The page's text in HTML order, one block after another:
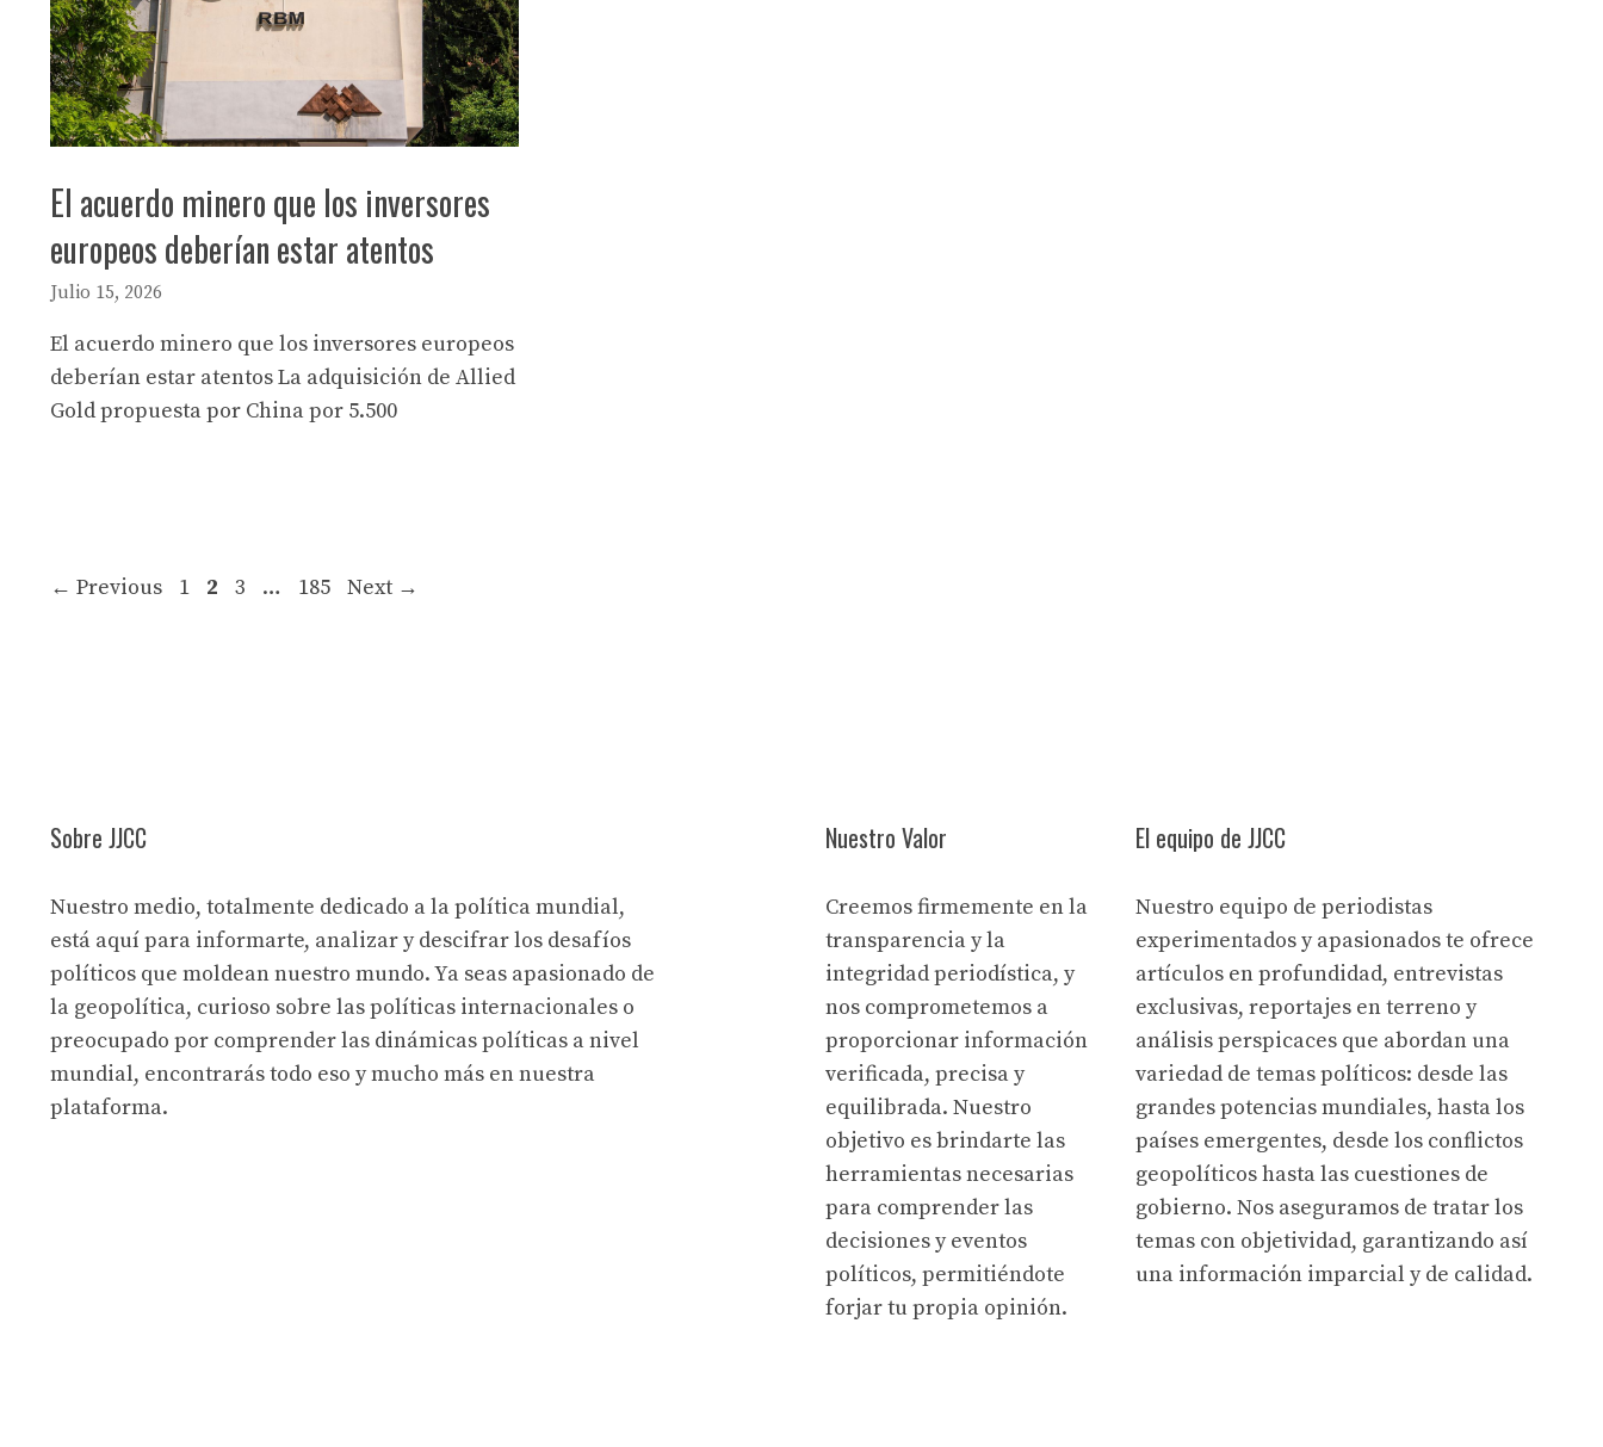
El acuerdo minero que los inversores
europeos deberían estar atentos
Julio 15, 2026
El acuerdo minero que los inversores europeos
deberían estar atentos La adquisición de Allied
Gold propuesta por China por 5.500
← Previous Page
1 Page
2 Page
3 … Page
185 Next →
Sobre JJCC
Nuestro medio, totalmente dedicado a la política mundial,
está aquí para informarte, analizar y descifrar los desafíos
políticos que moldean nuestro mundo. Ya seas apasionado de
la geopolítica, curioso sobre las políticas internacionales o
preocupado por comprender las dinámicas políticas a nivel
mundial, encontrarás todo eso y mucho más en nuestra
plataforma.
Nuestro Valor
Creemos firmemente en la
transparencia y la
integridad periodística, y
nos comprometemos a
proporcionar información
verificada, precisa y
equilibrada. Nuestro
objetivo es brindarte las
herramientas necesarias
para comprender las
decisiones y eventos
políticos, permitiéndote
forjar tu propia opinión.
El equipo de JJCC
Nuestro equipo de periodistas
experimentados y apasionados te ofrece
artículos en profundidad, entrevistas
exclusivas, reportajes en terreno y
análisis perspicaces que abordan una
variedad de temas políticos: desde las
grandes potencias mundiales, hasta los
países emergentes, desde los conflictos
geopolíticos hasta las cuestiones de
gobierno. Nos aseguramos de tratar los
temas con objetividad, garantizando así
una información imparcial y de calidad.